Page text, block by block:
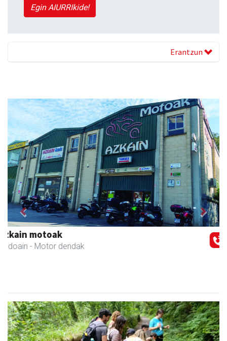
Egin AIURRIkide!
Erantzun
Salkin
Andoain - Merkatari elkarteak
Previous Next